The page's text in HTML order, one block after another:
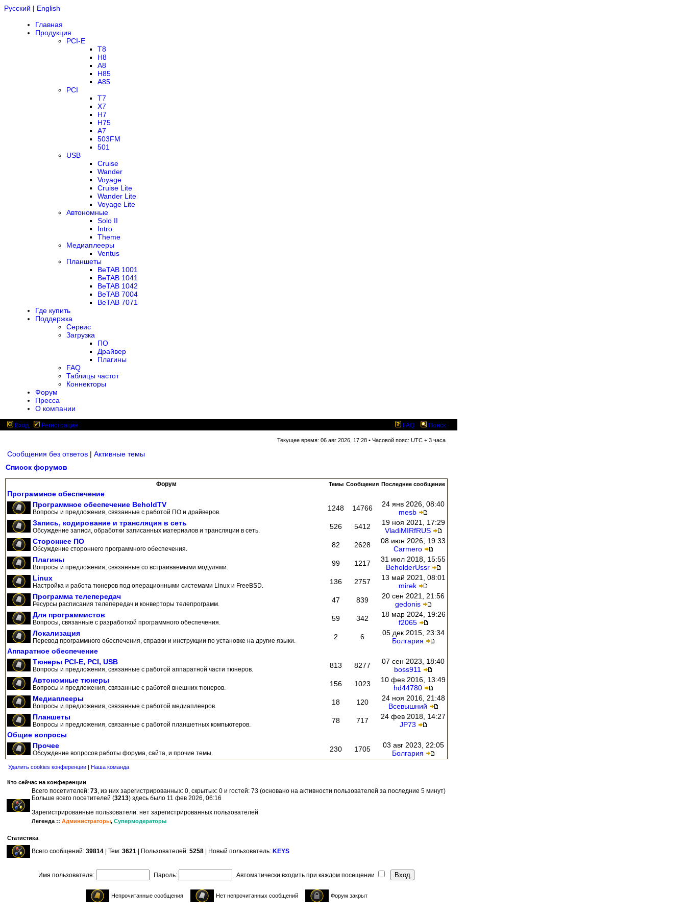
Русский | English
Главная
Продукция
PCI-E
T8
H8
A8
H85
A85
PCI
T7
X7
H7
H75
A7
503FM
501
USB
Cruise
Wander
Voyage
Cruise Lite
Wander Lite
Voyage Lite
Автономные
Solo II
Intro
Theme
Медиаплееры
Ventus
Планшеты
BeTAB 1001
BeTAB 1041
BeTAB 1042
BeTAB 7004
BeTAB 7071
Где купить
Поддержка
Сервис
Загрузка
ПО
Драйвер
Плагины
FAQ
Таблицы частот
Коннекторы
Форум
Пресса
О компании
Вход Регистрация FAQ Поиск
Текущее время: 06 авг 2026, 17:28 • Часовой пояс: UTC + 3 часа
Сообщения без ответов | Активные темы
Список форумов
Форум Темы Сообщения Последнее сообщение
Программное обеспечение
Программное обеспечение BeholdTV
Вопросы и предложения, связанные с работой ПО и драйверов. 1248 14766
24 янв 2026, 08:40
mesb
Запись, кодирование и трансляция в сеть
Обсуждение записи, обработки записанных материалов и трансляции в сеть. 526 5412
19 ноя 2021, 17:29
VladiMIRfRUS
Стороннее ПО
Обсуждение стороннего программного обеспечения. 82 2628
08 июн 2026, 19:33
Carmero
Плагины
Вопросы и предложения, связанные со встраиваемыми модулями. 99 1217
31 июл 2018, 15:55
BeholderUssr
Linux
Настройка и работа тюнеров под операционными системами Linux и FreeBSD. 136 2757
13 май 2021, 08:01
mirek
Программа телепередач
Ресурсы расписания телепередач и конверторы телепрограмм. 47 839
20 сен 2021, 21:56
gedonis
Для программистов
Вопросы, связанные с разработкой программного обеспечения. 59 342
18 мар 2024, 19:26
f2065
Локализация
Перевод программного обеспечения, справки и инструкции по установке на другие языки. 2 6
05 дек 2015, 23:34
Болгария
Аппаратное обеспечение
Тюнеры PCI-E, PCI, USB
Вопросы и предложения, связанные с работой аппаратной части тюнеров. 813 8277
07 сен 2023, 18:40
boss911
Автономные тюнеры
Вопросы и предложения, связанные с работой внешних тюнеров. 156 1023
10 фев 2016, 13:49
hd44780
Медиаплееры
Вопросы и предложения, связанные с работой медиаплееров. 18 120
24 ноя 2016, 21:48
Всевышний
Планшеты
Вопросы и предложения, связанные с работой планшетных компьютеров. 78 717
24 фев 2018, 14:27
JP73
Общие вопросы
Прочее
Обсуждение вопросов работы форума, сайта, и прочие темы. 230 1705
03 авг 2023, 22:05
Болгария
Удалить cookies конференции | Наша команда
Кто сейчас на конференции
Всего посетителей: 73, из них зарегистрированных: 0, скрытых: 0 и гостей: 73 (основано на активности пользователей за последние 5 минут)
Больше всего посетителей (3213) здесь было 11 фев 2026, 06:16
Зарегистрированные пользователи: нет зарегистрированных пользователей
Легенда :: Администраторы, Супермодераторы
Статистика
Всего сообщений: 39814 | Тем: 3621 | Пользователей: 5258 | Новый пользователь: KEYS
Имя пользователя: Пароль: Автоматически входить при каждом посещении
Непрочитанные сообщения Нет непрочитанных сообщений Форум закрыт